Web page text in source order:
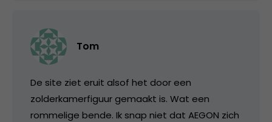
Tom
De site ziet eruit alsof het door een
zolderkamerfiguur gemaakt is. Wat een
rommelige bende. Ik snap niet dat AEGON zich